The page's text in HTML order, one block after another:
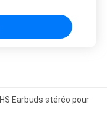
Earbuds stéréo pour